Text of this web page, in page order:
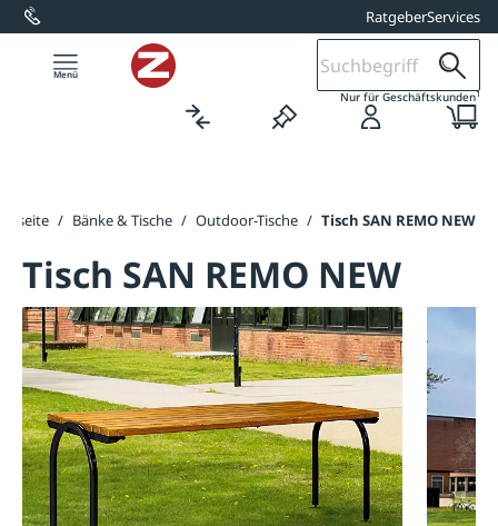
springen RatgeberServices
Nur für Geschäftskunden1
/ Bänke & Tische / Outdoor-Tische / Tisch SAN REMO NEW
Tisch SAN REMO NEW